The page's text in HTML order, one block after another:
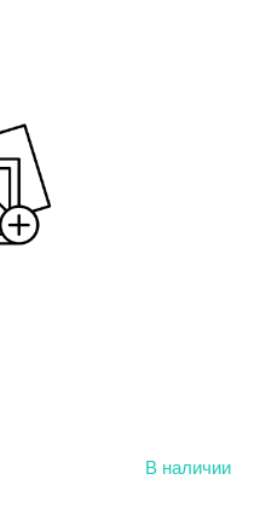
В наличии